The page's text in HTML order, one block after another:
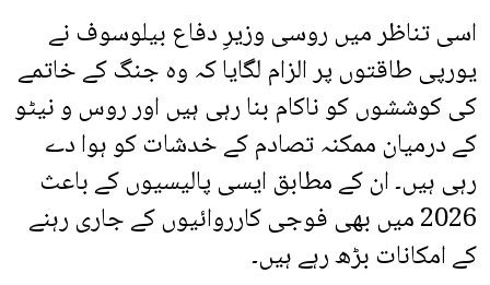
اسی تناظر میں روسی وزیرِ دفاع بیلوسوف نے
یورپی طاقتوں پر الزام لگایا کہ وہ جنگ کے خاتمے
کی کوششوں کو ناکام بنا رہی ہیں اور روس و نیٹو
کے درمیان ممکنہ تصادم کے خدشات کو ہوا دے
رہی ہیں۔ ان کے مطابق ایسی پالیسیوں کے باعث
2026 میں بھی فوجی کارروائیوں کے جاری رہنے
کے امکانات بڑھ رہے ہیں۔